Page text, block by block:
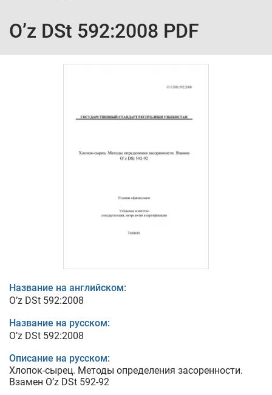
O’z DSt 592:2008 PDF
Название на английском:
O’z DSt 592:2008
Название на русском:
O’z DSt 592:2008
Описание на русском:
Хлопок-сырец. Методы определения засоренности.
Взамен O’z DSt 592-92